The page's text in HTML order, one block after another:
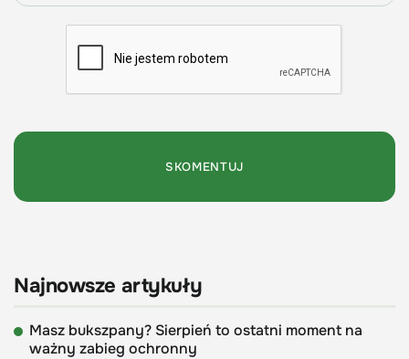
Najnowsze artykuły
Masz bukszpany? Sierpień to ostatni moment na
ważny zabieg ochronny